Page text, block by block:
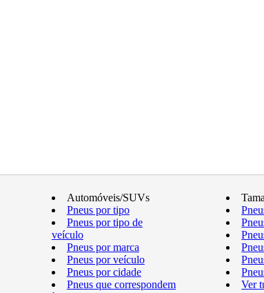
Automóveis/SUVs
Pneus por tipo
Pneus por tipo de
veículo
Pneus por marca
Pneus por veículo
Pneus por cidade
Pneus que correspondem
Ver